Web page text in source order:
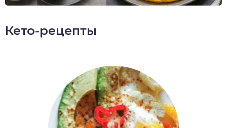
Кето-рецепты